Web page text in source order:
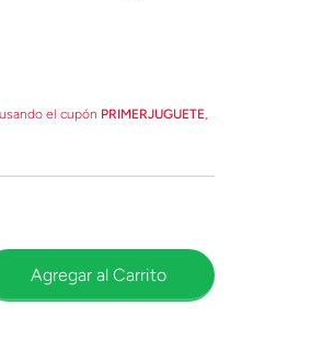
el cupón PRIMERJUGUETE,
Agregar al Carrito